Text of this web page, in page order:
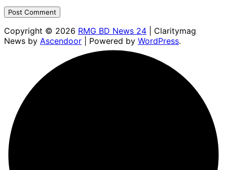
Copyright © 2026 RMG BD News 24 | Claritymag
News by Ascendoor | Powered by WordPress.